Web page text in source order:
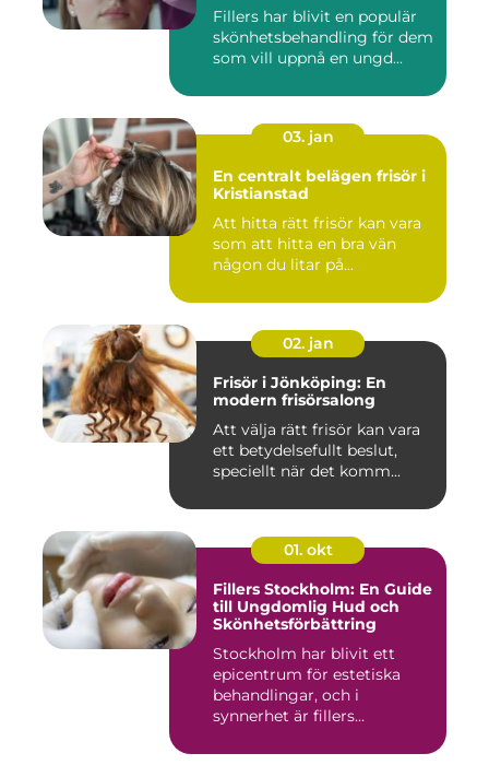
Fillers har blivit en populär
skönhetsbehandling för dem
som vill uppnå en ungd...
03. jan
En centralt belägen frisör i
Kristianstad
Att hitta rätt frisör kan vara
som att hitta en bra vän
någon du litar på...
02. jan
Frisör i Jönköping: En
modern frisörsalong
Att välja rätt frisör kan vara
ett betydelsefullt beslut,
speciellt när det komm...
01. okt
Fillers Stockholm: En Guide
till Ungdomlig Hud och
Skönhetsförbättring
Stockholm har blivit ett
epicentrum för estetiska
behandlingar, och i
synnerhet är fillers...